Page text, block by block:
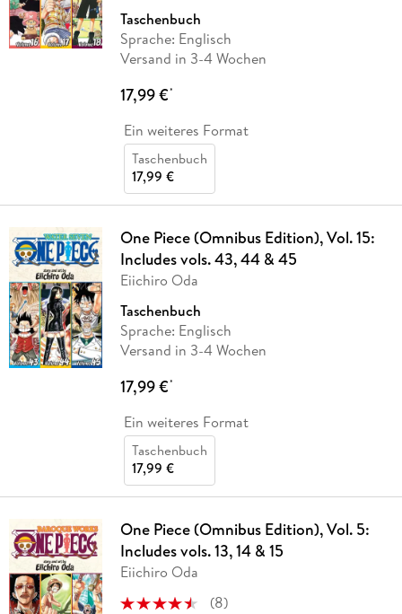
Taschenbuch
Sprache: Englisch
Versand in 3-4 Wochen
17,99 €*
Ein weiteres Format
Taschenbuch
17,99 €
One Piece (Omnibus Edition), Vol. 15:
Includes vols. 43, 44 & 45
Eiichiro Oda
Taschenbuch
Sprache: Englisch
Versand in 3-4 Wochen
17,99 €*
Ein weiteres Format
Taschenbuch
17,99 €
One Piece (Omnibus Edition), Vol. 5:
Includes vols. 13, 14 & 15
Eiichiro Oda
(8)